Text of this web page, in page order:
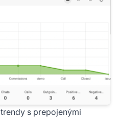
s prepojenými